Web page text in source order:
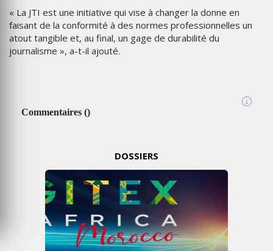
« La JTI est une initiative qui vise à changer la donne en
faisant de la conformité à des normes professionnelles un
atout tangible et, au final, un gage de durabilité du
journalisme », a-t-il ajouté.
Commentaires ()
DOSSIERS